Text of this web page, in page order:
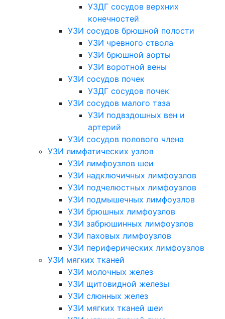
УЗДГ сосудов верхних
конечностей
УЗИ сосудов брюшной полости
УЗИ чревного ствола
УЗИ брюшной аорты
УЗИ воротной вены
УЗИ сосудов почек
УЗДГ сосудов почек
УЗИ сосудов малого таза
УЗИ подвздошных вен и
артерий
УЗИ сосудов полового члена
УЗИ лимфатических узлов
УЗИ лимфоузлов шеи
УЗИ надключичных лимфоузлов
УЗИ подчелюстных лимфоузлов
УЗИ подмышечных лимфоузлов
УЗИ брюшных лимфоузлов
УЗИ забрюшинных лимфоузлов
УЗИ паховых лимфоузлов
УЗИ периферических лимфоузлов
УЗИ мягких тканей
УЗИ молочных желез
УЗИ щитовидной железы
УЗИ слюнных желез
УЗИ мягких тканей шеи